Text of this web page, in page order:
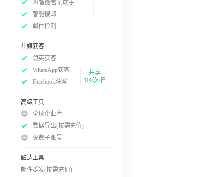
AI智能营销助手
智能搜邮
邮件检测
社媒获客
领英获客
WhatsApp获客
Facebook获客
共享
100次/日
高级工具
全球企业库
数据导出(按需充值)
免费子账号
触达工具
邮件群发(按需充值)